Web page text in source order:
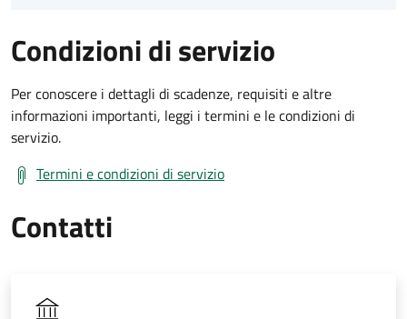
Condizioni di servizio
Per conoscere i dettagli di scadenze, requisiti e altre
informazioni importanti, leggi i termini e le condizioni di
servizio.
Termini e condizioni di servizio
Contatti